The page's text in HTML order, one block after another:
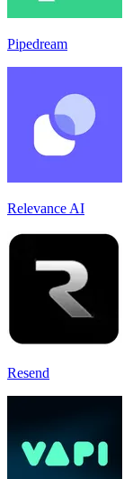
Pipedream
Relevance AI
Resend